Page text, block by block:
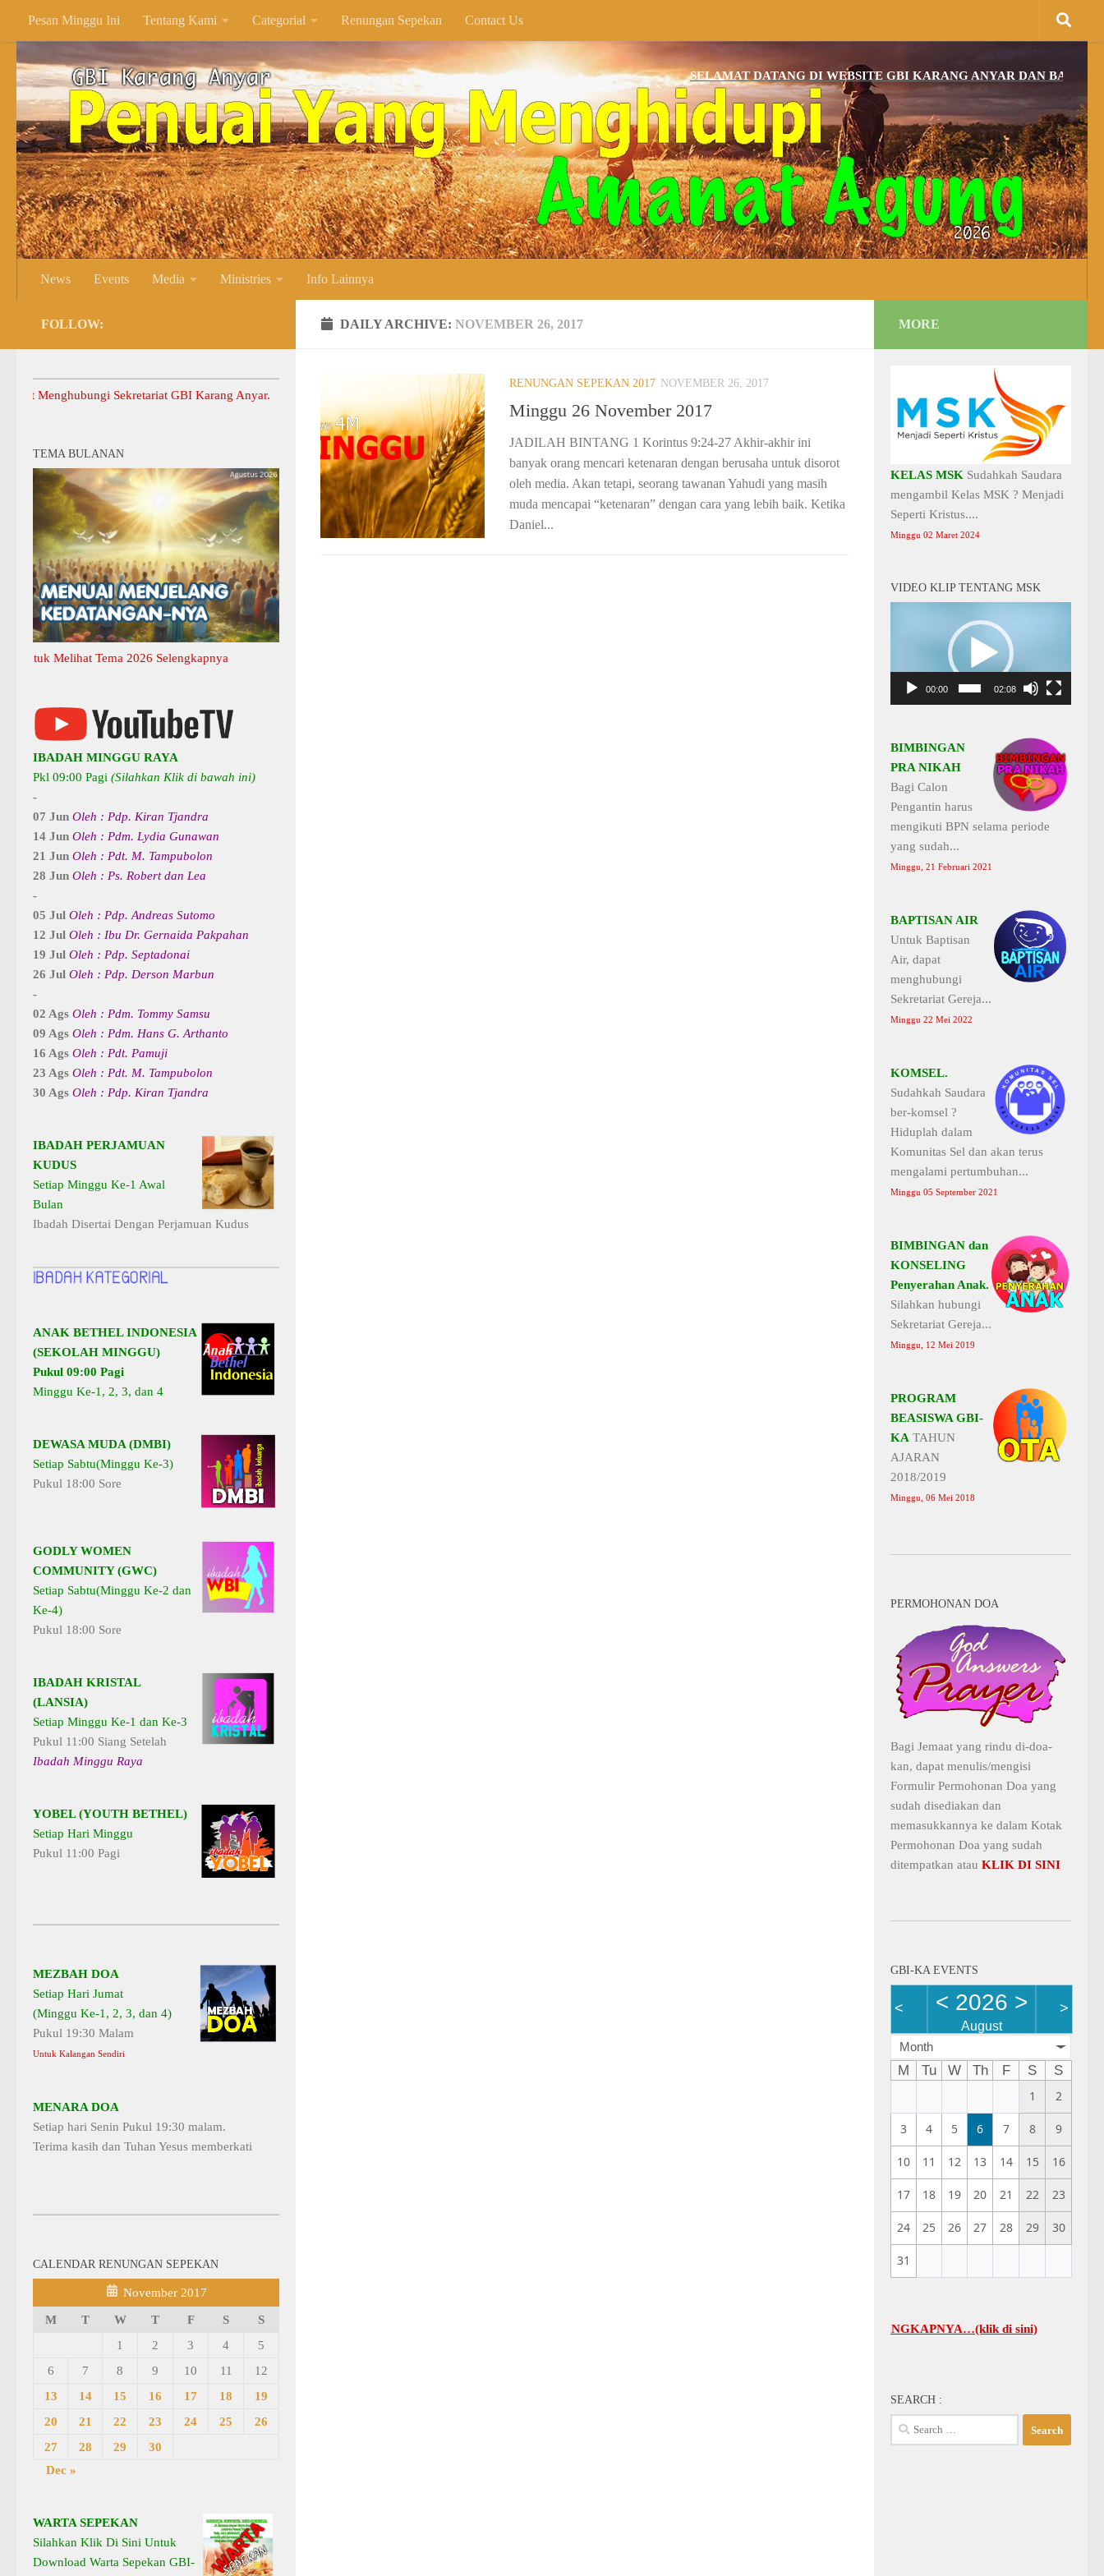
Skip to content
Pesan Minggu Ini Tentang Kami Categorial Renungan Sepekan Contact Us
SELAMAT DATANG DI WEBSITE GBI KARANG ANYAR DAN BAGI YANG
News Events Media Ministries Info Lainnya
DAILY ARCHIVE: NOVEMBER 26, 2017
RENUNGAN SEPEKAN 2017 NOVEMBER 26, 2017
Minggu 26 November 2017
JADILAH BINTANG 1 Korintus 9:24-27 Akhir-akhir ini
banyak orang mencari ketenaran dengan berusaha untuk disorot
oleh media. Akan tetapi, seorang tawanan Yahudi yang masih
muda mencapai “ketenaran” dengan cara yang lebih baik. Ketika
Daniel...
FOLLOW:
Sekretariat GBI Karang Anyar.
TEMA BULANAN
Tema 2026 Selengkapnya
IBADAH MINGGU RAYA
Pkl 09:00 Pagi (Silahkan Klik di bawah ini)
-
07 Jun Oleh : Pdp. Kiran Tjandra
14 Jun Oleh : Pdm. Lydia Gunawan
21 Jun Oleh : Pdt. M. Tampubolon
28 Jun Oleh : Ps. Robert dan Lea
-
05 Jul Oleh : Pdp. Andreas Sutomo
12 Jul Oleh : Ibu Dr. Gernaida Pakpahan
19 Jul Oleh : Pdp. Septadonai
26 Jul Oleh : Pdp. Derson Marbun
-
02 Ags Oleh : Pdm. Tommy Samsu
09 Ags Oleh : Pdm. Hans G. Arthanto
16 Ags Oleh : Pdt. Pamuji
23 Ags Oleh : Pdt. M. Tampubolon
30 Ags Oleh : Pdp. Kiran Tjandra
IBADAH PERJAMUAN
KUDUS
Setiap Minggu Ke-1 Awal
Bulan
Ibadah Disertai Dengan Perjamuan Kudus
ANAK BETHEL INDONESIA
(SEKOLAH MINGGU)
Pukul 09:00 Pagi
Minggu Ke-1, 2, 3, dan 4
DEWASA MUDA (DMBI)
Setiap Sabtu(Minggu Ke-3)
Pukul 18:00 Sore
GODLY WOMEN
COMMUNITY (GWC)
Setiap Sabtu(Minggu Ke-2 dan
Ke-4)
Pukul 18:00 Sore
IBADAH KRISTAL
(LANSIA)
Setiap Minggu Ke-1 dan Ke-3
Pukul 11:00 Siang Setelah
Ibadah Minggu Raya
YOBEL (YOUTH BETHEL)
Setiap Hari Minggu
Pukul 11:00 Pagi
MEZBAH DOA
Setiap Hari Jumat
(Minggu Ke-1, 2, 3, dan 4)
Pukul 19:30 Malam
Untuk Kalangan Sendiri
MENARA DOA
Setiap hari Senin Pukul 19:30 malam.
Terima kasih dan Tuhan Yesus memberkati
CALENDAR RENUNGAN SEPEKAN
November 2017
M T W T F S
S
1
2 3 4
5
6
7 8 9 10 11
12
13
14 15 16 17 18
19
20
21 22 23 24 25
26
27
28 29
30
Dec »
WARTA SEPEKAN
Silahkan Klik Di Sini Untuk
Download Warta Sepekan GBI-
MORE
KELAS MSK Sudahkah Saudara
mengambil Kelas MSK ? Menjadi
Seperti Kristus....
Minggu 02 Maret 2024
VIDEO KLIP TENTANG MSK
00:00 02:08
BIMBINGAN
PRA NIKAH
Bagi Calon
Pengantin harus
mengikuti BPN selama periode
yang sudah...
Minggu, 21 Februari 2021
BAPTISAN AIR
Untuk Baptisan
Air, dapat
menghubungi
Sekretariat Gereja...
Minggu 22 Mei 2022
KOMSEL.
Sudahkah Saudara
ber-komsel ?
Hiduplah dalam
Komunitas Sel dan akan terus
mengalami pertumbuhan...
Minggu 05 September 2021
BIMBINGAN dan
KONSELING
Penyerahan Anak.
Silahkan hubungi
Sekretariat Gereja...
Minggu, 12 Mei 2019
PROGRAM
BEASISWA GBI-
KA TAHUN
AJARAN
2018/2019
Minggu, 06 Mei 2018
PERMOHONAN DOA
Bagi Jemaat yang rindu di-doa-
kan, dapat menulis/mengisi
Formulir Permohonan Doa yang
sudah disediakan dan
memasukkannya ke dalam Kotak
Permohonan Doa yang sudah
ditempatkan atau KLIK DI SINI
GBI-KA EVENTS
< < 2026 >
August
>
Month
M Tu W Th F S
S
1
2
3 4 5 6 7 8 9
10 11 12 13 14 15 16
17 18 19 20 21 22 23
24 25 26 27 28 29 30
31
JADWAL UMUM GBI-KA SELENGKAPNYA…(klik di sini)
SEARCH :
Search
for: